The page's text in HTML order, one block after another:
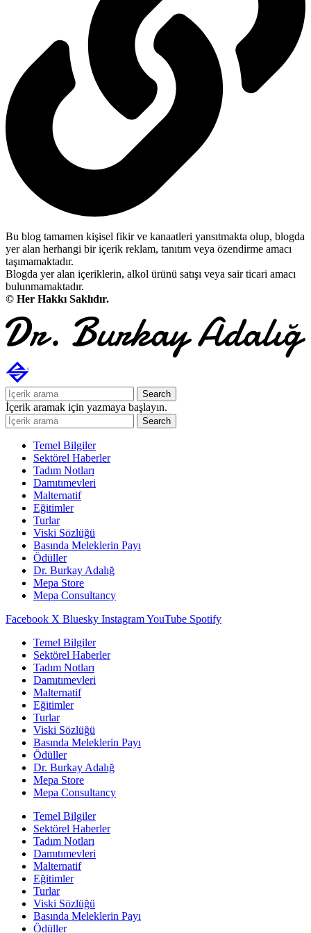
Bu blog tamamen kişisel fikir ve kanaatleri yansıtmakta olup, blogda
yer alan herhangi bir içerik reklam, tanıtım veya özendirme amacı
taşımamaktadır.
Blogda yer alan içeriklerin, alkol ürünü satışı veya sair ticari amacı
bulunmamaktadır.
© Her Hakkı Saklıdır.
Search
İçerik aramak için yazmaya başlayın.
Search
Temel Bilgiler
Sektörel Haberler
Tadım Notları
Damıtımevleri
Malternatif
Eğitimler
Turlar
Viski Sözlüğü
Basında Meleklerin Payı
Ödüller
Dr. Burkay Adalığ
Mepa Store
Mepa Consultancy
Facebook X Bluesky InstagramYouTube Spotify
Temel Bilgiler
Sektörel Haberler
Tadım Notları
Damıtımevleri
Malternatif
Eğitimler
Turlar
Viski Sözlüğü
Basında Meleklerin Payı
Ödüller
Dr. Burkay Adalığ
Mepa Store
Mepa Consultancy
Temel Bilgiler
Sektörel Haberler
Tadım Notları
Damıtımevleri
Malternatif
Eğitimler
Turlar
Viski Sözlüğü
Basında Meleklerin Payı
Ödüller